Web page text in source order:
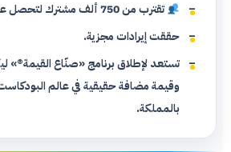
تقترب من 750 ألف مشترك لتحصل على الدرع الذهبي.
حققت إيرادات مجزية.
تستعد لإطلاق برنامج «صنّاع القيمة®️»
وقيمة مضافة حقيقية في عالم
بالمملكة.